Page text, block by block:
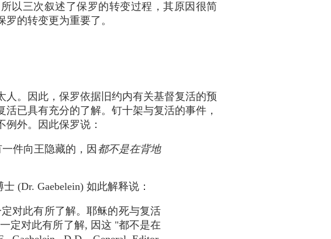
以三次叙述了保罗的转变过程，其原因很简
的转变更为重要了。
。因此，保罗依据旧约内有关基督复活的预
已具有充分的了解。钉十架与复活的事件，
外。因此保罗说：
件向王隐藏的，因 都不是在背地
(Dr. Gaebelein) 如此解释说：
对此有所了解。耶稣的死与复活
定对此有所了解, 因这 "都不是在